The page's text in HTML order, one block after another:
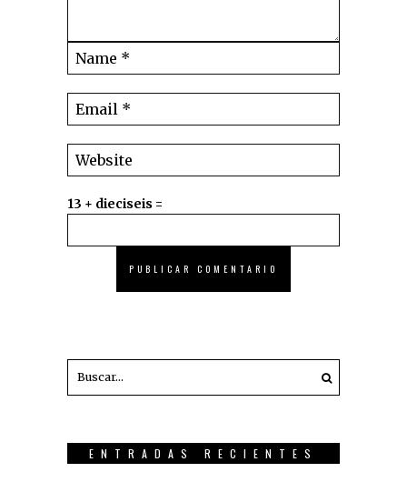
13 + dieciseis =
ENTRADAS RECIENTES